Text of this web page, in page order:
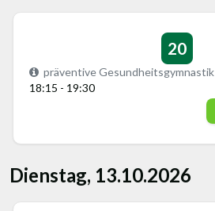
20
präventive Gesundheitsgymnastik
18:15 - 19:30
Dienstag, 13.10.2026